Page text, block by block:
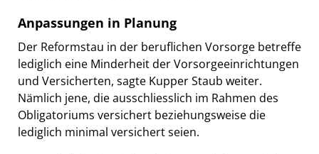
Anpassungen in Planung
Der Reformstau in der beruflichen Vorsorge betreffe
lediglich eine Minderheit der Vorsorgeeinrichtungen
und Versicherten, sagte Kupper Staub weiter.
Nämlich jene, die ausschliesslich im Rahmen des
Obligatoriums versichert beziehungsweise die
lediglich minimal versichert seien.